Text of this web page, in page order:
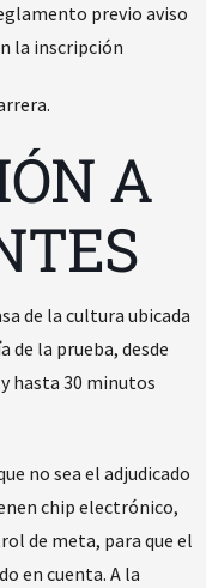
previo aviso
la inscripción
A
de la cultura ubicada
de la prueba, desde
hasta 30 minutos
no sea el adjudicado
chip electrónico,
de meta, para que el
en cuenta. A la